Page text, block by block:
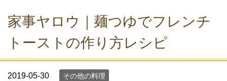
家事ヤロウ｜麺つゆでフレンチ
トーストの作り方レシピ
2019-05-30 その他の料理